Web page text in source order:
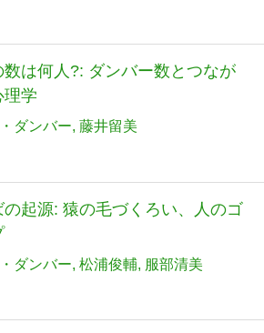
数は何人?: ダンバー数とつなが
理学
ダンバー 藤井留美
の起源: 猿の毛づくろい、人のゴ
ダンバー 松浦俊輔 服部清美